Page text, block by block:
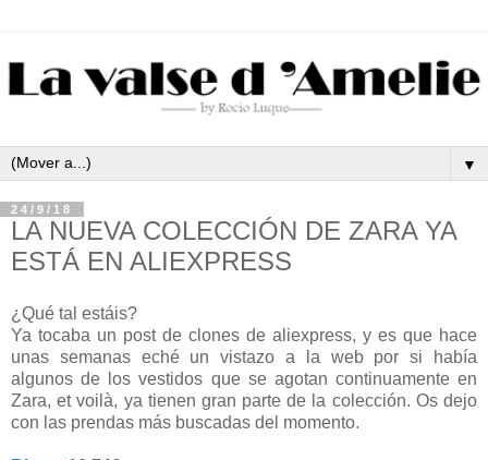
▼
24/9/18
LA NUEVA COLECCIÓN DE ZARA YA
ESTÁ EN ALIEXPRESS
¿Qué tal estáis?
Ya tocaba un post de clones de aliexpress, y es que hace
unas semanas eché un vistazo a la web por si había
algunos de los vestidos que se agotan continuamente en
Zara, et voilà, ya tienen gran parte de la colección. Os dejo
con las prendas más buscadas del momento.